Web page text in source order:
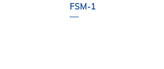
FSM-1